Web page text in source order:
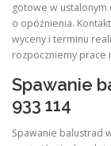
gotowe w ustalonym
o opóźnienia.
wyceny i terminu
rozpoczniemy prace
Spawanie
933 114
Spawanie balustrad